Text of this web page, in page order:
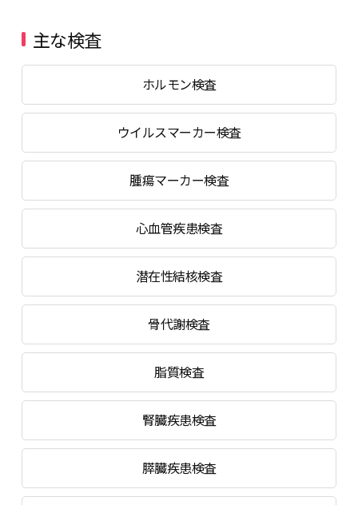
主な検査
ホルモン検査
ウイルスマーカー検査
腫瘍マーカー検査
心血管疾患検査
潜在性結核検査
骨代謝検査
脂質検査
腎臓疾患検査
膵臓疾患検査